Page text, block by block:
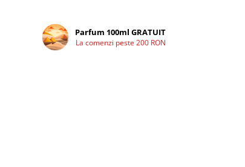
Parfum 100ml GRATUIT
La comenzi peste 200 RON